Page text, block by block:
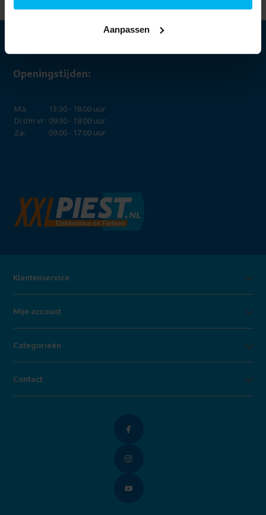
Aanpassen
Openingstijden:
Ma:
13:30 - 18:00 uur
Di t/m vr: 09:30 - 18:00 uur
Za:
09:00 - 17:00 uur
Klantenservice
Mijn account
Categorieën
Contact